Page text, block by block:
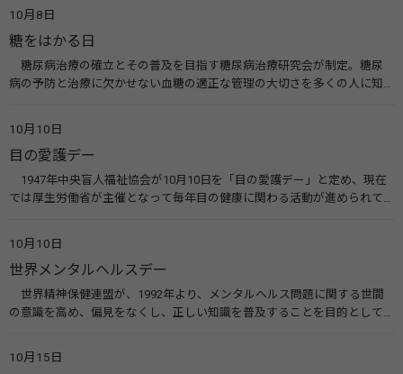
10月8日
糖をはかる日
糖尿病治療の確立とその普及を目指す糖尿病治療研究会が制定。糖尿
病の予防と治療に欠かせない血糖の適正な管理の大切さを多くの人に知
療研究会） 糖尿病ネットワーク
10月10日
目の愛護デー
1947年中央盲人福祉協会が10月10日を「目の愛護デー」と定め、現在
では厚生労働省が主催となって毎年目の健康に関わる活動が進められて
会）
10月10日
世界メンタルヘルスデー
世界精神保健連盟が、1992年より、メンタルヘルス問題に関する世間
の意識を高め、偏見をなくし、正しい知識を普及することを目的として、
す。 関連リンク 世界メンタルヘルスデー（厚生労働省） 働く人のメンタ
10月15日